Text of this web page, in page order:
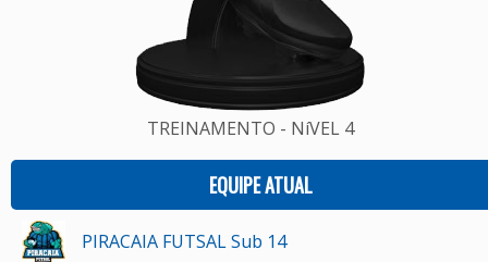
TREINAMENTO - NíVEL 4
EQUIPE ATUAL
PIRACAIA FUTSAL Sub 14